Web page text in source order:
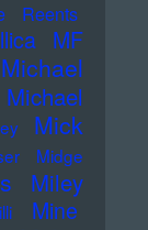
Reents
MF
Michael
Michael
Mick
Midge
Miley
Mine